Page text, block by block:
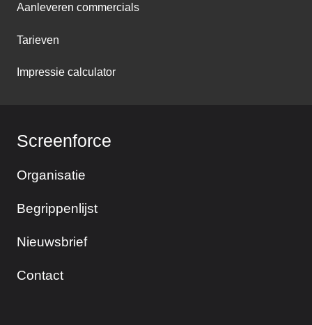
Aanleveren commercials
Tarieven
Impressie calculator
Screenforce
Organisatie
Begrippenlijst
Nieuwsbrief
Contact